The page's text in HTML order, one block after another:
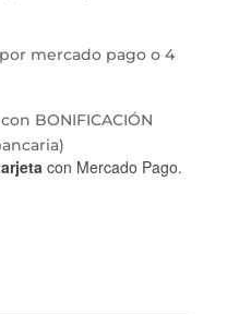
mercado pago o 4
BONIFICACIÓN
con Mercado Pago.